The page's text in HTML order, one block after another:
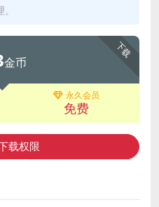
下载
金币
永久会员
免费
载权限